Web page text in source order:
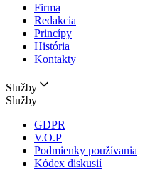
Firma
Redakcia
Princípy
História
Kontakty
Služby
Služby
GDPR
V.O.P
Podmienky používania
Kódex diskusií